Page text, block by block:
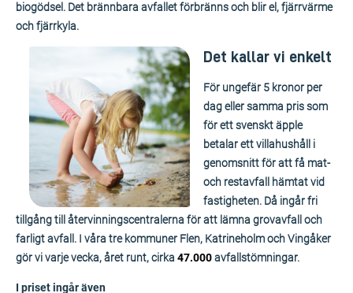
biogödsel. Det brännbara avfallet förbränns och blir el, fjärrvärme
och fjärrkyla.
Det kallar vi enkelt
För ungefär 5 kronor per
dag eller samma pris som
för ett svenskt äpple
betalar ett villahushåll i
genomsnitt för att få mat-
och restavfall hämtat vid
fastigheten. Då ingår fri
tillgång till återvinningscentralerna för att lämna grovavfall och
farligt avfall. I våra tre kommuner Flen, Katrineholm och Vingåker
gör vi varje vecka, året runt, cirka 47.000avfallstömningar.
I priset ingår även